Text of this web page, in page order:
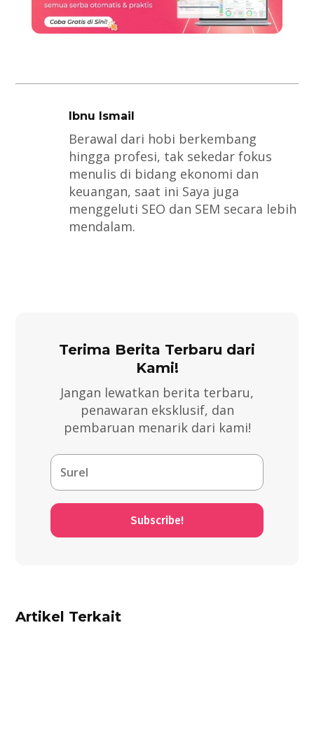
Ibnu Ismail
Berawal dari hobi berkembang
hingga profesi, tak sekedar fokus
menulis di bidang ekonomi dan
keuangan, saat ini Saya juga
menggeluti SEO dan SEM secara lebih
mendalam.
Terima Berita Terbaru dari
Kami!
Jangan lewatkan berita terbaru,
penawaran eksklusif, dan
pembaruan menarik dari kami!
Subscribe!
Artikel Terkait